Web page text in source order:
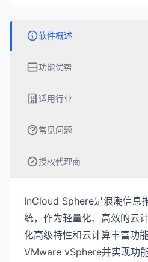
软件概述
功能优势
适用行业
常见问题
授权代理商
InCloud Sphere是浪潮信息
统，作为轻量化、高效的云
化高级特性和云计算丰富功
VMware vSphere并实现功